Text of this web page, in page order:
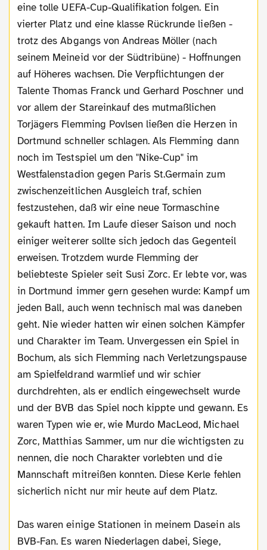
eine tolle UEFA-Cup-Qualifikation folgen. Ein
vierter Platz und eine klasse Rückrunde ließen -
trotz des Abgangs von Andreas Möller (nach
seinem Meineid vor der Südtribüne) - Hoffnungen
auf Höheres wachsen. Die Verpflichtungen der
Talente Thomas Franck und Gerhard Poschner und
vor allem der Stareinkauf des mutmaßlichen
Torjägers Flemming Povlsen ließen die Herzen in
Dortmund schneller schlagen. Als Flemming dann
noch im Testspiel um den "Nike-Cup" im
Westfalenstadion gegen Paris St.Germain zum
zwischenzeitlichen Ausgleich traf, schien
festzustehen, daß wir eine neue Tormaschine
gekauft hatten. Im Laufe dieser Saison und noch
einiger weiterer sollte sich jedoch das Gegenteil
erweisen. Trotzdem wurde Flemming der
beliebteste Spieler seit Susi Zorc. Er lebte vor, was
in Dortmund immer gern gesehen wurde: Kampf um
jeden Ball, auch wenn technisch mal was daneben
geht. Nie wieder hatten wir einen solchen Kämpfer
und Charakter im Team. Unvergessen ein Spiel in
Bochum, als sich Flemming nach Verletzungspause
am Spielfeldrand warmlief und wir schier
durchdrehten, als er endlich eingewechselt wurde
und der BVB das Spiel noch kippte und gewann. Es
waren Typen wie er, wie Murdo MacLeod, Michael
Zorc, Matthias Sammer, um nur die wichtigsten zu
nennen, die noch Charakter vorlebten und die
Mannschaft mitreißen konnten. Diese Kerle fehlen
sicherlich nicht nur mir heute auf dem Platz.
Das waren einige Stationen in meinem Dasein als
BVB-Fan. Es waren Niederlagen dabei, Siege,